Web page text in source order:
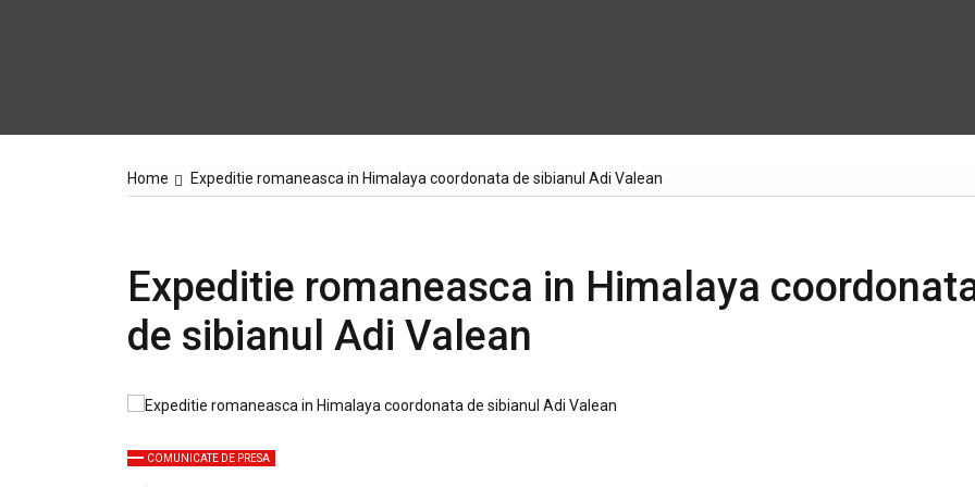
Home Expeditie romaneasca in Himalaya coordonata de sibianul Adi Valean
Expeditie romaneasca in Himalaya
de sibianul Adi Valean
COMUNICATE DE PRESA